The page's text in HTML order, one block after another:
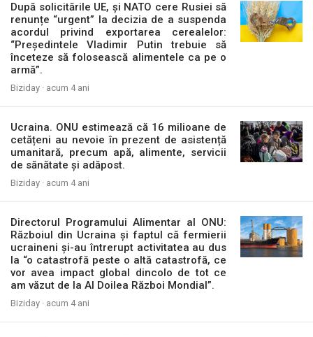
După solicitările UE, și NATO cere Rusiei să
renunțe “urgent” la decizia de a suspenda
acordul privind exportarea cerealelor:
“Președintele Vladimir Putin trebuie să
înceteze să folosească alimentele ca pe o
armă”.
Biziday · acum 4 ani
Ucraina. ONU estimează că 16 milioane de
cetățeni au nevoie în prezent de asistență
umanitară, precum apă, alimente, servicii
de sănătate și adăpost.
Biziday · acum 4 ani
Directorul Programului Alimentar al ONU:
Războiul din Ucraina și faptul că fermierii
ucraineni și-au întrerupt activitatea au dus
la “o catastrofă peste o altă catastrofă, ce
vor avea impact global dincolo de tot ce
am văzut de la Al Doilea Război Mondial”.
Biziday · acum 4 ani